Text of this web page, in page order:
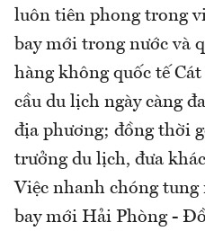
luôn tiên phong trong
bay mới trong nước và
hàng không quốc tế
cầu du lịch ngày càng
địa phương; đồng thời
trưởng du lịch, đưa
Việc nhanh chóng tung
bay mới Hải Phòng -